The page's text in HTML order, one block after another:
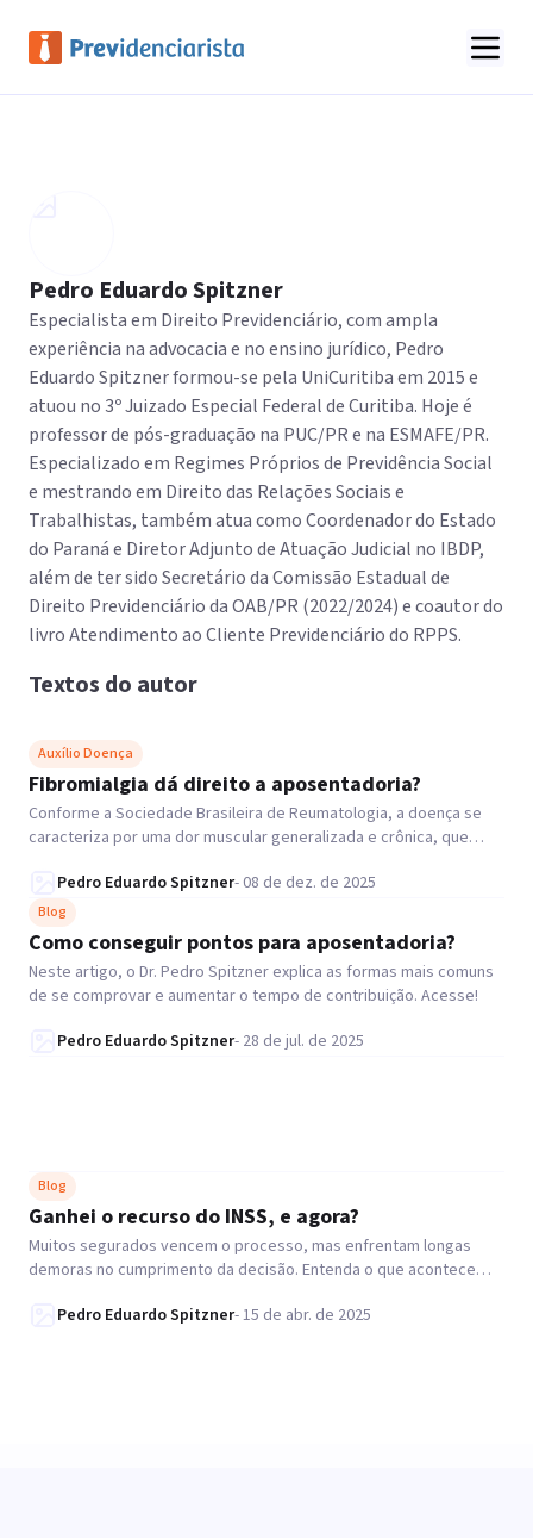
Pedro Eduardo Spitzner
Especialista em Direito Previdenciário, com ampla
experiência na advocacia e no ensino jurídico, Pedro
Eduardo Spitzner formou-se pela UniCuritiba em 2015 e
atuou no 3º Juizado Especial Federal de Curitiba. Hoje é
professor de pós-graduação na PUC/PR e na ESMAFE/PR.
Especializado em Regimes Próprios de Previdência Social
e mestrando em Direito das Relações Sociais e
Trabalhistas, também atua como Coordenador do Estado
do Paraná e Diretor Adjunto de Atuação Judicial no IBDP,
além de ter sido Secretário da Comissão Estadual de
Direito Previdenciário da OAB/PR (2022/2024) e coautor do
livro Atendimento ao Cliente Previdenciário do RPPS.
Textos do autor
Auxílio Doença
Fibromialgia dá direito a aposentadoria?
Conforme a Sociedade Brasileira de Reumatologia, a doença se
caracteriza por uma dor muscular generalizada e crônica, que
Pedro Eduardo Spitzner- 08 de dez. de 2025
Blog
Como conseguir pontos para aposentadoria?
Neste artigo, o Dr. Pedro Spitzner explica as formas mais comuns
de se comprovar e aumentar o tempo de contribuição. Acesse!
Pedro Eduardo Spitzner- 28 de jul. de 2025
Blog
Ganhei o recurso do INSS, e agora?
Muitos segurados vencem o processo, mas enfrentam longas
demoras no cumprimento da decisão. Entenda o que acontece
Pedro Eduardo Spitzner-15 de abr. de 2025